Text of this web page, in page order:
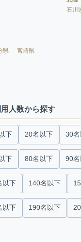
石川
県
宮崎県
人数から探す
下 20名以下 30
下 80名以下 90
以下 140名以下
以下 190名以下